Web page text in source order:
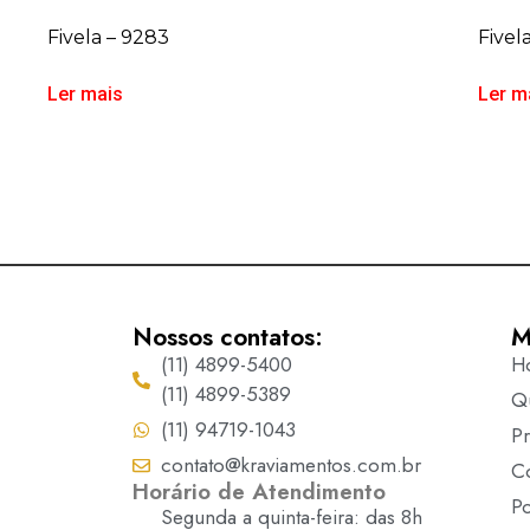
Fivela – 9283
Ler mais Ler
Nossos contatos:
(11) 4899-5400
(11) 4899-5389
(11) 94719-1043
contato@kraviamentos.com.br
Horário de Atendimento
Segunda a quinta-feira: das 8h